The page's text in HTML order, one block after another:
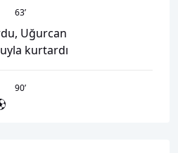
63’
Uğurcan
kurtardı
90’